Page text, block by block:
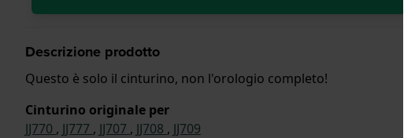
Descrizione prodotto
Questo è solo il cinturino, non l'orologio completo!
Cinturino originale per
JJ770 , JJ777 , JJ707 , JJ708 , JJ709